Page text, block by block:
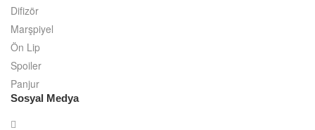
Difizör
Marşpiyel
Ön Lip
Spoiler
Panjur
Sosyal Medya